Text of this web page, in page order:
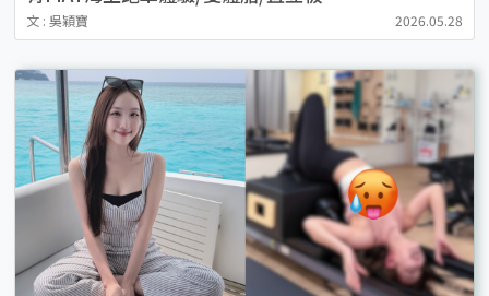
文 : 吳穎寶 2026.05.28